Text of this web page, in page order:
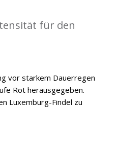
für den
vor starkem Dauerregen
Rot herausgegeben.
Luxemburg-Findel zu